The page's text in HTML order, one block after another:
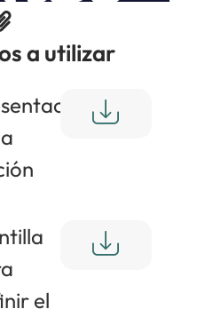
a utilizar
el